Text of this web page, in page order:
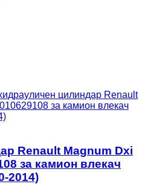
цилиндар Renault
за камион влекач
Renault Magnum Dxi
за камион влекач
2014)